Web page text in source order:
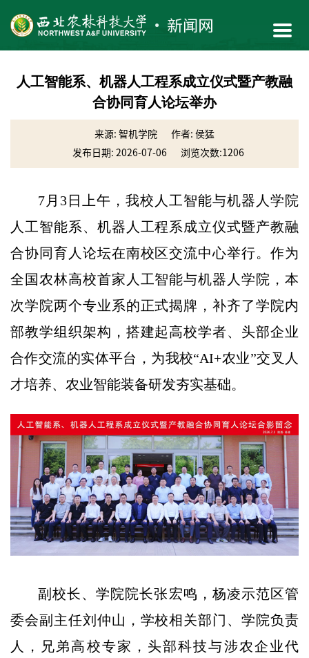
人工智能系、机器人工程系成立仪式暨产教融
合协同育人论坛举办
来源: 智机学院
作者: 侯猛
发布日期: 2026-07-06
浏览次数:1206
7月3日上午，我校人工智能与机器人学院
人工智能系、机器人工程系成立仪式暨产教融
合协同育人论坛在南校区交流中心举行。作为
全国农林高校首家人工智能与机器人学院，本
次学院两个专业系的正式揭牌，补齐了学院内
部教学组织架构，搭建起高校学者、头部企业
合作交流的实体平台，为我校“AI+农业”交叉人
才培养、农业智能装备研发夯实基础。
副校长、学院院长张宏鸣，杨凌示范区管
委会副主任刘仲山，学校相关部门、学院负责
人，兄弟高校专家，头部科技与涉农企业代